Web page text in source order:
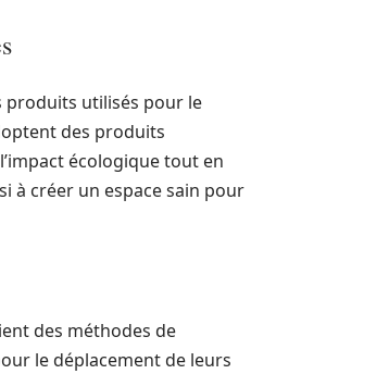
produits utilisés pour le
des produits
écologique tout en
à créer un espace sain pour
des méthodes de
le déplacement de leurs